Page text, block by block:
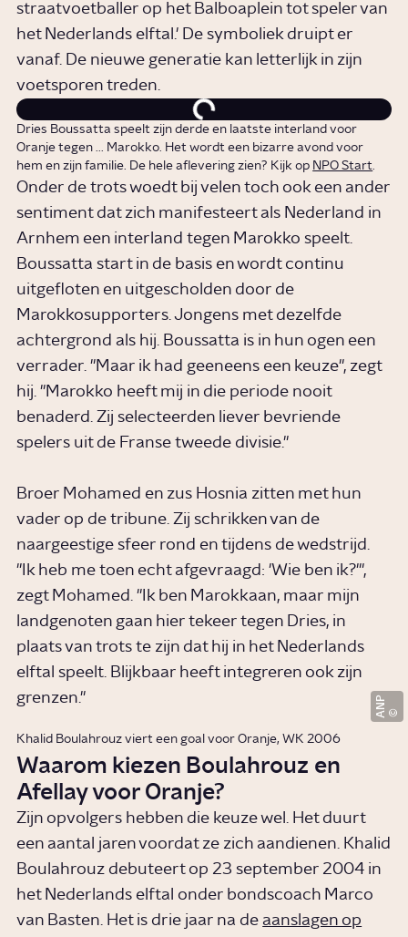
straatvoetballer op het Balboaplein tot speler van
het Nederlands elftal.' De symboliek druipt er
vanaf. De nieuwe generatie kan letterlijk in zijn
voetsporen treden.
Dries Boussatta speelt zijn derde en laatste interland voor
Oranje tegen ... Marokko. Het wordt een bizarre avond voor
hem en zijn familie. De hele aflevering zien? Kijk op NPO Start.
Onder de trots woedt bij velen toch ook een ander
sentiment dat zich manifesteert als Nederland in
Arnhem een interland tegen Marokko speelt.
Boussatta start in de basis en wordt continu
uitgefloten en uitgescholden door de
Marokkosupporters. Jongens met dezelfde
achtergrond als hij. Boussatta is in hun ogen een
verrader. "Maar ik had geeneens een keuze", zegt
hij. "Marokko heeft mij in die periode nooit
benaderd. Zij selecteerden liever bevriende
spelers uit de Franse tweede divisie."
Broer Mohamed en zus Hosnia zitten met hun
vader op de tribune. Zij schrikken van de
naargeestige sfeer rond en tijdens de wedstrijd.
"Ik heb me toen echt afgevraagd: 'Wie ben ik?'",
zegt Mohamed. "Ik ben Marokkaan, maar mijn
landgenoten gaan hier tekeer tegen Dries, in
plaats van trots te zijn dat hij in het Nederlands
elftal speelt. Blijkbaar heeft integreren ook zijn
grenzen."
ANP
Khalid Boulahrouz viert een goal voor Oranje, WK 2006 ​
Waarom kiezen Boulahrouz en
Afellay voor Oranje?
Zijn opvolgers hebben die keuze wel. Het duurt
een aantal jaren voordat ze zich aandienen. Khalid
Boulahrouz debuteert op 23 september 2004 in
het Nederlands elftal onder bondscoach Marco
van Basten. Het is drie jaar na deaanslagen op